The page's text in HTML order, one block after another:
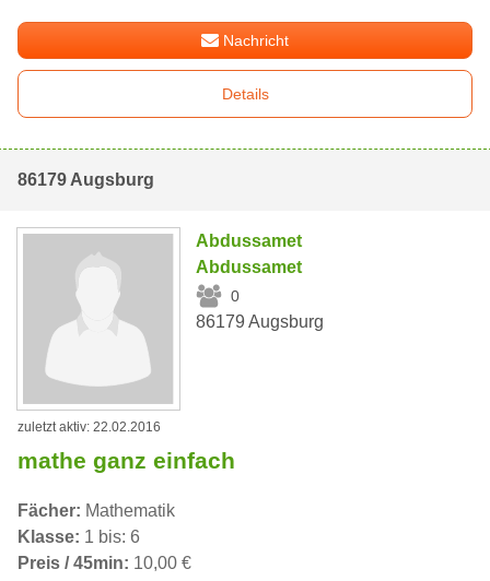
Nachricht
Details
86179 Augsburg
Abdussamet
Abdussamet
0
86179 Augsburg
zuletzt aktiv: 22.02.2016
mathe ganz einfach
Fächer: Mathematik
Klasse: 1 bis: 6
Preis / 45min: 10,00 €